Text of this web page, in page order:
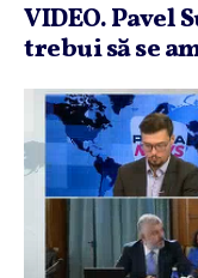
VIDEO. Pavel
trebui să se